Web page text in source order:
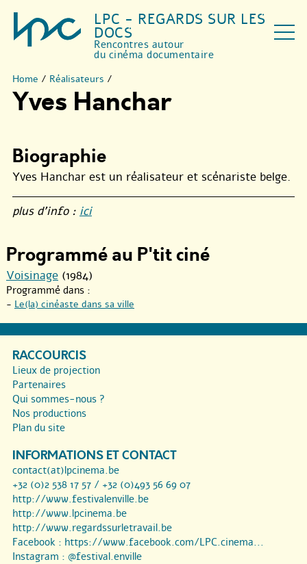
LPC - REGARDS SUR LES
DOCS
Rencontres autour
du cinéma documentaire
Home / Réalisateurs /
Yves Hanchar
Biographie
Yves Hanchar est un réalisateur et scénariste belge.
plus d’info : ici
Programmé au P'tit ciné
Voisinage (1984)
Programmé dans :
- Le(la) cinéaste dans sa ville
RACCOURCIS
Lieux de projection
Partenaires
Qui sommes-nous ?
Nos productions
Plan du site
INFORMATIONS ET CONTACT
contact(at)lpcinema.be
+32 (0)2 538 17 57 / +32 (0)493 56 69 07
http://www.festivalenville.be
http://www.lpcinema.be
http://www.regardssurletravail.be
Facebook : https://www.facebook.com/LPC.cinema...
Instagram : @festival.enville